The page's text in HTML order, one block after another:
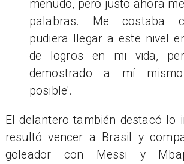
menudo, pero justo ahora
palabras. Me costaba
pudiera llegar a este nivel
de logros en mi vida,
demostrado a mí
posible'.
El delantero también destacó lo
resultó vencer a Brasil y
goleador con Messi y